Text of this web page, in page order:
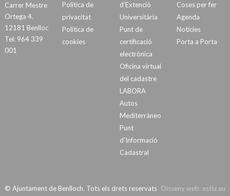
Carrer Mestre
Ortega 4.
12181 Benlloc
Tel: 964 339
001
Política de
privacitat
Política de
cookies
d’Extenció
Universitària
Punt de
certificació
electrònica
Oficina virtual
del cadastre
LABORA
Autos
Mediterráneo
Punt
d’Informació
Cadastral
Coses per fer
Agenda
Notícies
Porta a Porta
Disseny web: estiu.eu
© Ajuntament de Benlloch. Tots els drets reservats